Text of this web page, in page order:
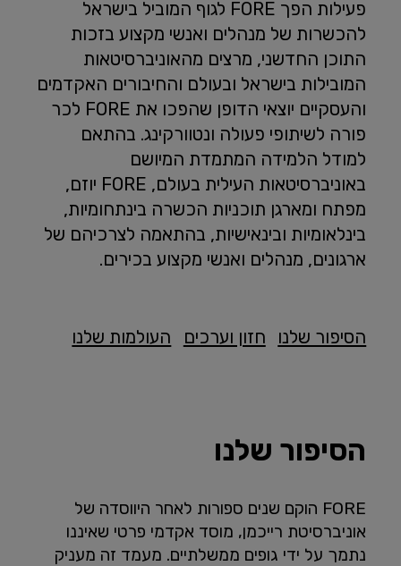
פעילות הפך FORE לגוף המוביל בישראל
להכשרות של מנהלים ואנשי מקצוע בזכות
התוכן החדשני, מרצים מהאוניברסיטאות
המובילות בישראל ובעולם והחיבורים האקדמים
והעסקיים יוצאי הדופן שהפכו את FORE לכר
פורה לשיתופי פעולה ונטוורקינג. בהתאם
למודל הלמידה המתמדת המיושם
באוניברסיטאות העילית בעולם, FORE יוזם,
מפתח ומארגן תוכניות הכשרה בינתחומיות,
בינלאומיות ובינאישיות, בהתאמה לצרכיהם של
ארגונים, מנהלים ואנשי מקצוע בכירים.
הסיפור שלנו חזון וערכים העולמות שלנו
הסיפור שלנו
FORE הוקם שנים ספורות לאחר היווסדה של
אוניברסיטת רייכמן, מוסד אקדמי פרטי שאיננו
נתמך על ידי גופים ממשלתיים. מעמד זה מעניק